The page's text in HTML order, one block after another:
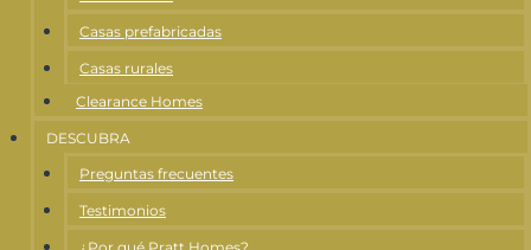
Casas prefabricadas
Casas rurales
Clearance Homes
DESCUBRA
Preguntas frecuentes
Testimonios
¿Por qué Pratt Homes?